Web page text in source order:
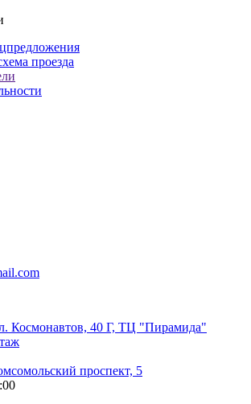
проезда
Космонавтов, 40 Г, ТЦ "Пирамида"
проспект, 5